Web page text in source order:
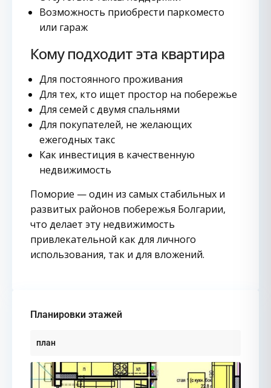
Возможность приобрести паркоместо
или гараж
Кому подходит эта квартира
Для постоянного проживания
Для тех, кто ищет простор на побережье
Для семей с двумя спальнями
Для покупателей, не желающих
ежегодных такс
Как инвестиция в качественную
недвижимость
Поморие — один из самых стабильных и
развитых районов побережья Болгарии,
что делает эту недвижимость
привлекательной как для личного
использования, так и для вложений.
Планировки этажей
план